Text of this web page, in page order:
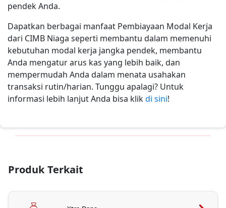
pendek Anda.
Dapatkan berbagai manfaat Pembiayaan Modal Kerja
dari CIMB Niaga seperti membantu dalam memenuhi
kebutuhan modal kerja jangka pendek, membantu
Anda mengatur arus kas yang lebih baik, dan
mempermudah Anda dalam menata usahakan
transaksi rutin/harian. Tunggu apalagi? Untuk
informasi lebih lanjut Anda bisa klikdi sini!
Produk Terkait